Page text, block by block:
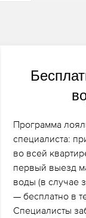
Программа
специалиста:
во всей
первый выезд
воды (в случае
— бесплатно в
Специалисты